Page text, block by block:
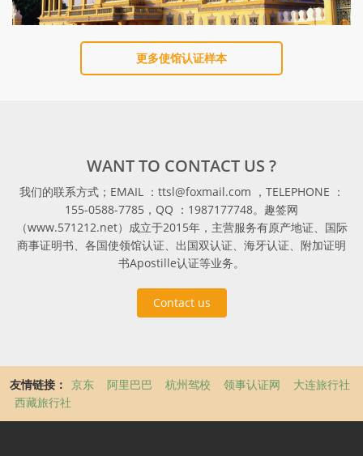
更多使馆认证样本
WANT TO CONTACT US ?
我们的联系方式；EMAIL ：ttsl@foxmail.com ，TELEPHONE ：
155-0588-7785，QQ ：1987177748。趣签网
（www.571212.net）成立于2015年，主营服务有原产地证、国际
商事证明书、各国使领馆认证、出国双认证、海牙认证、附加证明
书Apostille认证等业务。
Contact us
友情链接： 京东 阿里巴巴 杭州驾校 领事认证网
大连旅行社
西藏旅行社